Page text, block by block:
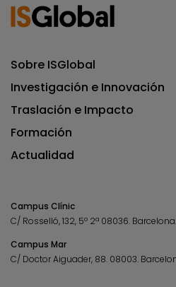
Sobre ISGlobal
Investigación e Innovación
Traslación e Impacto
Formación
Actualidad
Campus Clínic
C/ Rosselló, 132, 5º 2ª 08036. Barcelona.
Campus Mar
C/ Doctor Aiguader, 88. 08003.